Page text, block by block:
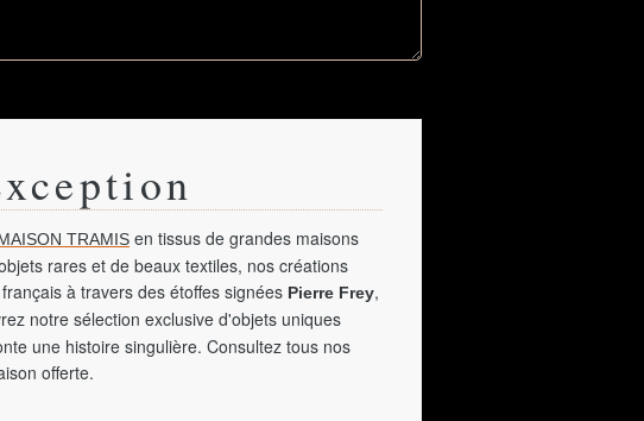
TRAMIS en tissus de grandes maisons
rares et de beaux textiles, nos créations
à travers des étoffes signées Pierre Frey,
notre sélection exclusive d'objets uniques
une histoire singulière. Consultez tous nos
offerte.